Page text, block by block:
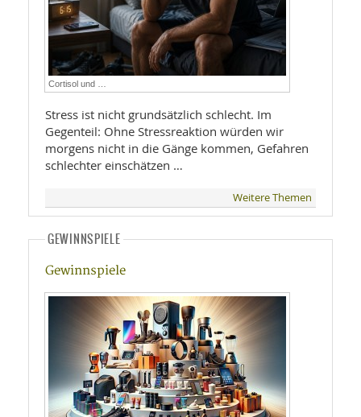
Cortisol und …
Stress ist nicht grundsätzlich schlecht. Im
Gegenteil: Ohne Stressreaktion würden wir
morgens nicht in die Gänge kommen, Gefahren
schlechter einschätzen …
Weitere Themen
GEWINNSPIELE
Gewinnspiele